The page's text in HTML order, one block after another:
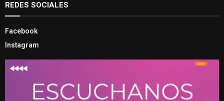
REDES SOCIALES
Facebook
Instagram